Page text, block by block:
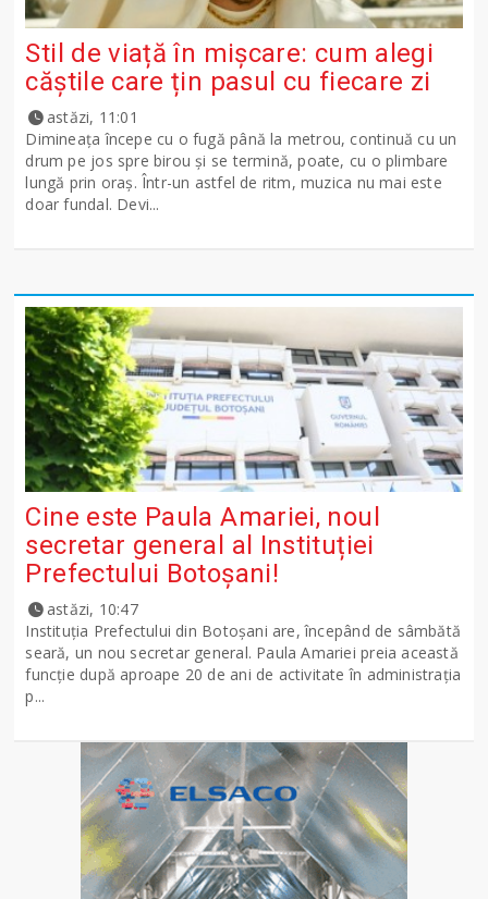
Stil de viață în mișcare: cum alegi
căștile care țin pasul cu fiecare zi
astăzi, 11:01
Dimineața începe cu o fugă până la metrou, continuă cu un
drum pe jos spre birou și se termină, poate, cu o plimbare
lungă prin oraș. Într-un astfel de ritm, muzica nu mai este
doar fundal. Devi...
Cine este Paula Amariei, noul
secretar general al Instituției
Prefectului Botoșani!
astăzi, 10:47
Instituția Prefectului din Botoșani are, începând de sâmbătă
seară, un nou secretar general. Paula Amariei preia această
funcție după aproape 20 de ani de activitate în administrația
p...